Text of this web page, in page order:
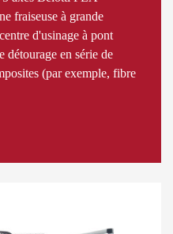
fraiseuse à grande
d'usinage à pont
détourage en série de
(par exemple, fibre